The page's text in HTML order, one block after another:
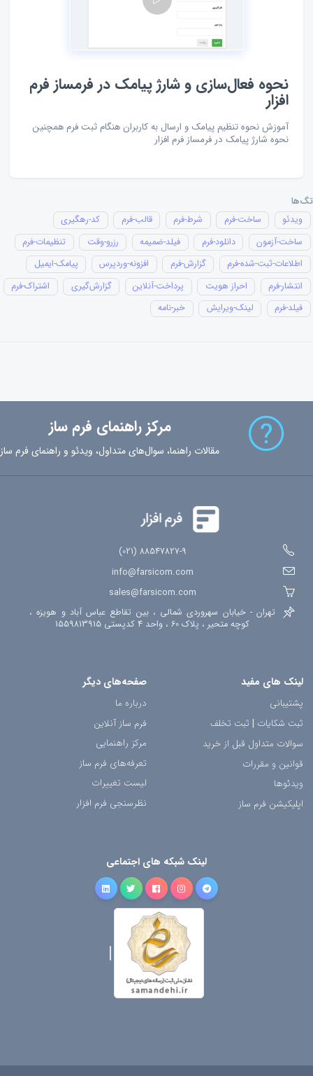
نحوه فعال‌سازی و شارژ پیامک در فرمساز فرم
افزار
آموزش نحوه تنظیم پیامک و ارسال به کاربران هنگام ثبت فرم همچنین
نحوه شارژ پیامک در فرمساز فرم افزار
تگ‌ها
ویدئو
ساخت-فرم شرط-فرم قالب-فرم
کد-رهگیری
ساخت-آزمون
دانلود-فرم فیلد-ضمیمه رزرو-وقت
تنظیمات-فرم
اطلاعات-ثبت-شده-فرم
گزارش-فرم افزونه-وردپرس
پیامک-ایمیل
انتشار-فرم
احراز هویت پرداخت-آنلاین گزارش‌گیری
اشتراک-فرم
فیلد-فرم
لینک-ویرایش خبر-نامه
مرکز راهنمای فرم ساز
مقالات راهنما، سوال‌های متداول، ویدئو و راهنمای فرم ساز
88547827-9 (021)
info@farsicom.com
sales@farsicom.com
تهران - خیابان سهروردی شمالی ، بین تقاطع عباس آباد و هویزه ،
کوچه متحیر ، پلاک 60 ، واحد 4 کدپستی 1559813915
لینک های مفید
پشتیبانی
ثبت شکایات | ثبت تخلف
سوالات متداول قبل از خرید
قوانین و مقررات
ویدئوها
اپلیکیشن فرم ساز
صفحه‌های دیگر
درباره ما
فرم ساز آنلاین
مرکز راهنمایی
تعرفه‌های فرم ساز
لیست تغییرات
نظرسنجی فرم افزار
لینک شبکه های اجتماعی